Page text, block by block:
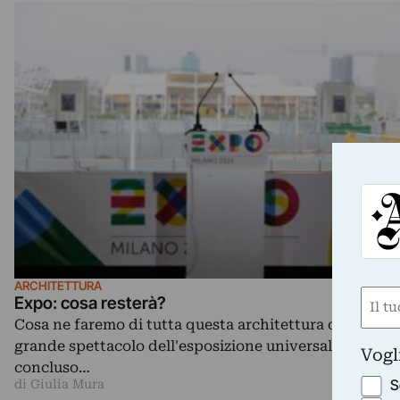
ARCHITETTURA
Expo: cosa resterà?
Cosa ne faremo di tutta questa architettura quando il
grande spettacolo dell'esposizione universale sarà
concluso…
di Giulia Mura
Nome